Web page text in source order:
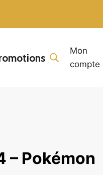
Mon
compte
– Pokémon